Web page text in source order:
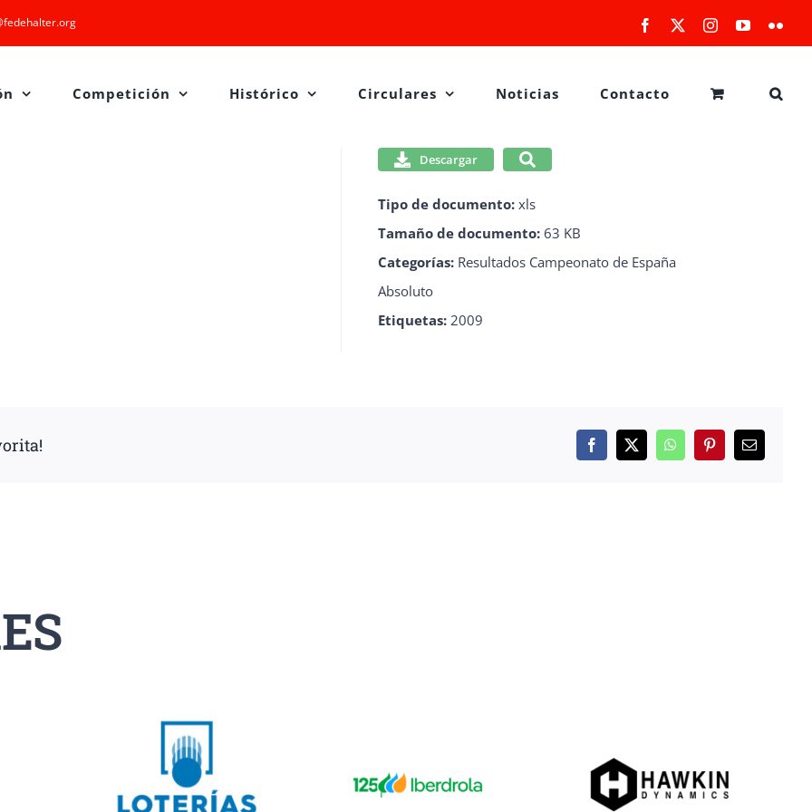
Facebook InstagramYouTube
Competición Histórico Circulares Noticias Contacto
Descargar
Tipo de documento: xls
Tamaño de documento: 63 KB
Categorías: Resultados Campeonato de España
Absoluto
Etiquetas: 2009
Facebook
X WhatsAppPinterestCorreo
electrónico